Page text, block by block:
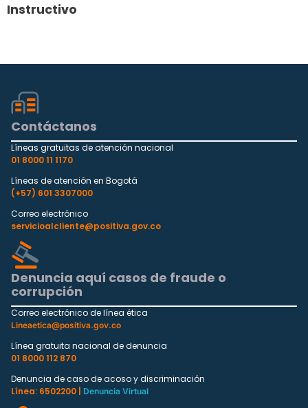
Instructivo
Contáctanos
Líneas gratuitas de atención nacional
01 8000 11 1170
Líneas de atención en Bogotá
(+57) 601 3307000
Correo electrónico
servicioalcliente@positiva.gov.co
Denuncia aquí casos de fraude o
corrupción
Correo electrónico de línea ética
Lineaetica@positiva.gov.co
Línea gratuita nacional de denuncia
01 8000 112 870
Denuncia de caso de acoso y discriminación
Línea: 6502200 |
Denuncia Virtual